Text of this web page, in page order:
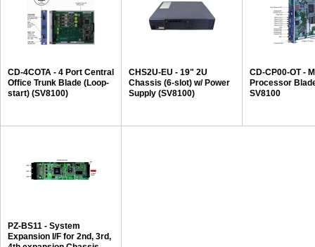
CD-4COTA - 4 Port Central
Office Trunk Blade (Loop-
start) (SV8100)
CHS2U-EU - 19" 2U
Chassis (6-slot) w/ Power
Supply (SV8100)
CD-CP00-OT -
Processor
SV8100
PZ-BS11 - System
Expansion I/F for 2nd, 3rd,